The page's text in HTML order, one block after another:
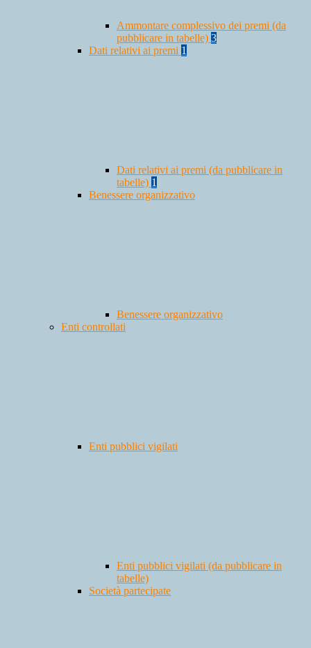
Ammontare complessivo dei premi (da
pubblicare in tabelle) 3
Dati relativi ai premi 1
Dati relativi ai premi (da pubblicare in
tabelle) 1
Benessere organizzativo
Benessere organizzativo
Enti controllati
Enti pubblici vigilati
Enti pubblici vigilati (da pubblicare in
tabelle)
Società partecipate